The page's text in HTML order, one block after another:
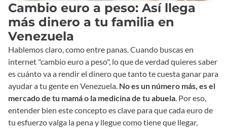
Cambio euro a peso: Así llega
más dinero a tu familia en
Venezuela
Hablemos claro, como entre panas. Cuando buscas en
internet "cambio euro a peso", lo que de verdad quieres saber
es cuánto va a rendir el dinero que tanto te cuesta ganar para
ayudar a tu gente en Venezuela. No es un número más, es el
mercado de tu mamá o la medicina de tu abuela. Por eso,
entender bien este concepto es clave para que cada euro de
tu esfuerzo valga la pena y llegue como tiene que llegar,